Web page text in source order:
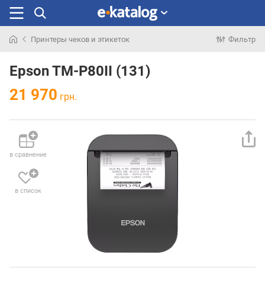
раньше
Принтеры чеков и этикеток Фильтр
Epson TM-P80II (131)
21 970 грн.
в сравнение
в список